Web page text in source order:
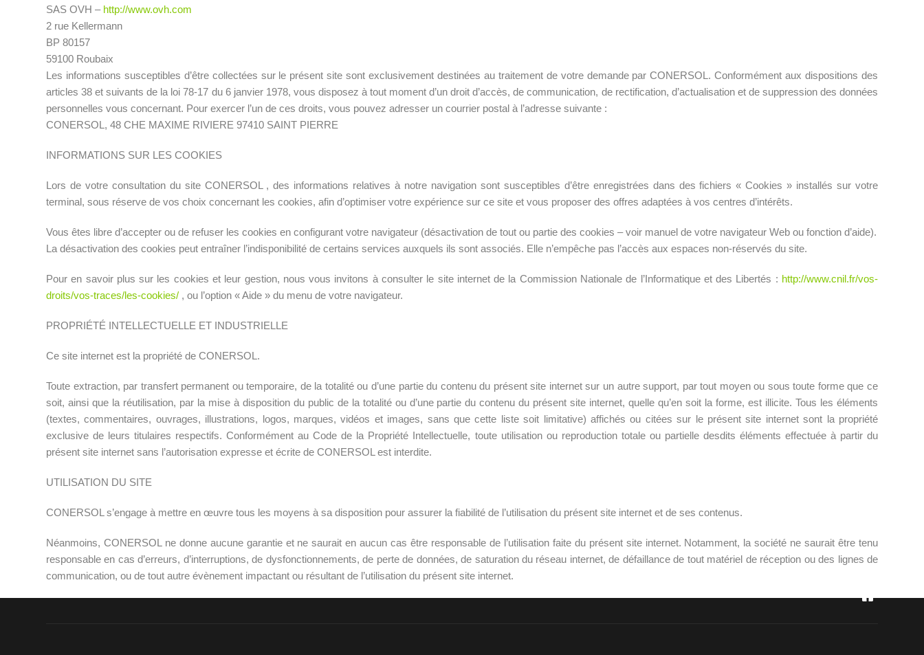
SAS OVH – http://www.ovh.com
2 rue Kellermann
BP 80157
59100 Roubaix
Les informations susceptibles d’être collectées sur le présent site sont exclusivement destinées au traitement de votre demande par CONERSOL. Conformément aux dispositions des
articles 38 et suivants de la loi 78-17 du 6 janvier 1978, vous disposez à tout moment d’un droit d’accès, de communication, de rectification, d’actualisation et de suppression des données
personnelles vous concernant. Pour exercer l’un de ces droits, vous pouvez adresser un courrier postal à l’adresse suivante :
CONERSOL, 48 CHE MAXIME RIVIERE 97410 SAINT PIERRE
INFORMATIONS SUR LES COOKIES
Lors de votre consultation du site CONERSOL , des informations relatives à notre navigation sont susceptibles d’être enregistrées dans des fichiers « Cookies » installés sur votre
terminal, sous réserve de vos choix concernant les cookies, afin d’optimiser votre expérience sur ce site et vous proposer des offres adaptées à vos centres d’intérêts.
Vous êtes libre d’accepter ou de refuser les cookies en configurant votre navigateur (désactivation de tout ou partie des cookies – voir manuel de votre navigateur Web ou fonction d’aide).
La désactivation des cookies peut entraîner l’indisponibilité de certains services auxquels ils sont associés. Elle n’empêche pas l’accès aux espaces non-réservés du site.
Pour en savoir plus sur les cookies et leur gestion, nous vous invitons à consulter le site internet de la Commission Nationale de l’Informatique et des Libertés : http://www.cnil.fr/vos-
droits/vos-traces/les-cookies/ , ou l’option « Aide » du menu de votre navigateur.
PROPRIÉTÉ INTELLECTUELLE ET INDUSTRIELLE
Ce site internet est la propriété de CONERSOL.
Toute extraction, par transfert permanent ou temporaire, de la totalité ou d’une partie du contenu du présent site internet sur un autre support, par tout moyen ou sous toute forme que ce
soit, ainsi que la réutilisation, par la mise à disposition du public de la totalité ou d’une partie du contenu du présent site internet, quelle qu’en soit la forme, est illicite. Tous les éléments
(textes, commentaires, ouvrages, illustrations, logos, marques, vidéos et images, sans que cette liste soit limitative) affichés ou citées sur le présent site internet sont la propriété
exclusive de leurs titulaires respectifs. Conformément au Code de la Propriété Intellectuelle, toute utilisation ou reproduction totale ou partielle desdits éléments effectuée à partir du
présent site internet sans l’autorisation expresse et écrite de CONERSOL est interdite.
UTILISATION DU SITE
CONERSOL s’engage à mettre en œuvre tous les moyens à sa disposition pour assurer la fiabilité de l’utilisation du présent site internet et de ses contenus.
Néanmoins, CONERSOL ne donne aucune garantie et ne saurait en aucun cas être responsable de l’utilisation faite du présent site internet. Notamment, la société ne saurait être tenu
responsable en cas d’erreurs, d’interruptions, de dysfonctionnements, de perte de données, de saturation du réseau internet, de défaillance de tout matériel de réception ou des lignes de
communication, ou de tout autre évènement impactant ou résultant de l’utilisation du présent site internet.